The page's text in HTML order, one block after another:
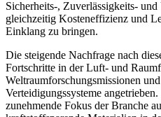
Sicherheits-, Zuverlässigkeits-
gleichzeitig Kosteneffizienz und
Einklang zu bringen.
Die steigende Nachfrage nach
Fortschritte in der Luft- und
Weltraumforschungsmissionen
Verteidigungssysteme
zunehmende Fokus der Branche